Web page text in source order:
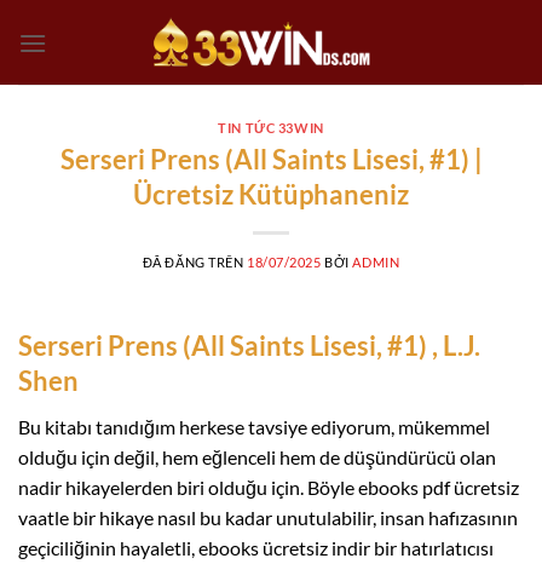
đến
TIN TỨC 33WIN
Serseri Prens (All Saints Lisesi, #1) |
Ücretsiz Kütüphaneniz
ĐÃ ĐĂNG TRÊN 18/07/2025 BỞI ADMIN
Serseri Prens (All Saints Lisesi, #1) , L.J.
Shen
Bu kitabı tanıdığım herkese tavsiye ediyorum, mükemmel
olduğu için değil, hem eğlenceli hem de düşündürücü olan
nadir hikayelerden biri olduğu için. Böyle ebooks pdf ücretsiz
vaatle bir hikaye nasıl bu kadar unutulabilir, insan hafızasının
geçiciliğinin hayaletli, ebooks ücretsiz indir bir hatırlatıcısı